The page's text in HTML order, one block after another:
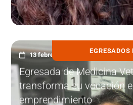
EGRESADOS
13 febrero, 2026
Egresada de Medicina
transforma su vocación
emprendimiento